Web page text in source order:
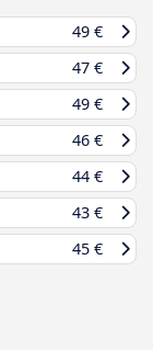
49 €
47 €
49 €
46 €
44 €
43 €
45 €